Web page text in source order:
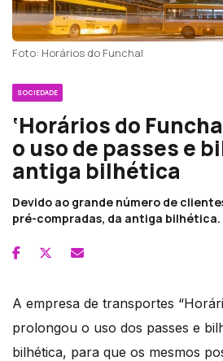
Foto: Horários do Funchal
SOCIEDADE
‘Horários do
o uso de passes e
antiga bilhética
Devido ao grande número de
pré-compradas, da antiga bilhética.
A empresa de transportes
prolongou o uso dos passes e
bilhética, para que os mesmos